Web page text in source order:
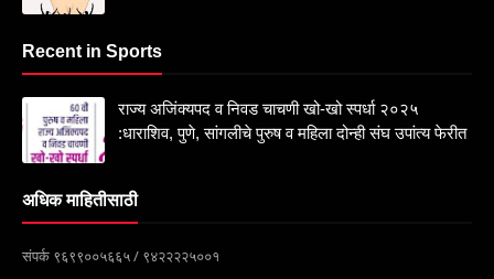
Recent in Sports
राज्य अजिंक्यपद व निवड चाचणी खो-खो स्पर्धा २०२५
:धाराशिव, पुणे, सांगलीचे पुरुष व महिला दोन्ही संघ उपांत्य फेरीत
अधिक माहितीसाठी
संपर्क ९६९९००५६६५ / ९४२२२२५००१